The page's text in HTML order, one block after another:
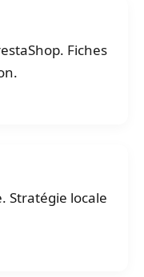
Fiches
Stratégie locale